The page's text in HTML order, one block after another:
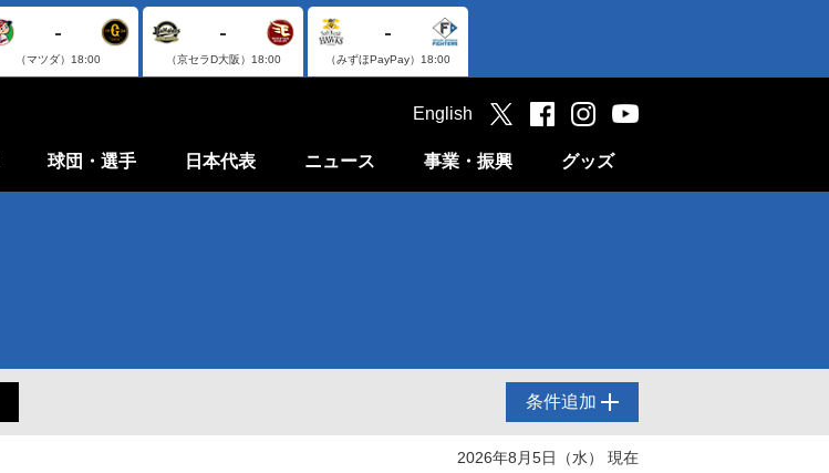
-
（マツダ） 18:00
-
（京セラD大阪） 18:00
-
（みずほPayPay） 18:00
球団・選手 日本代表 ニュース 事業・振興 グッズ
English
条件追加
2026年8月5日（水） 現在